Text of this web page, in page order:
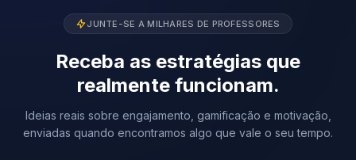
JUNTE-SE A MILHARES DE PROFESSORES
Receba as estratégias que
realmente funcionam.
Ideias reais sobre engajamento, gamificação e motivação,
enviadas quando encontramos algo que vale o seu tempo.